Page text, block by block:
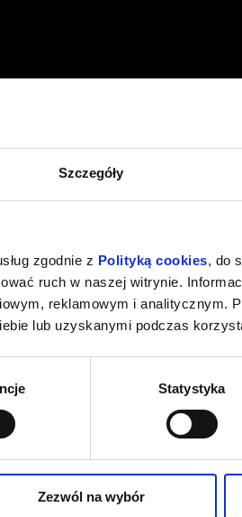
Szczegóły
zgodnie z Polityką cookies, do
ruch w naszej witrynie.
reklamowym i analitycznym.
lub uzyskanymi podczas
Statystyka
Zezwól na wybór